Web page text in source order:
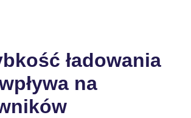
ładowania
na